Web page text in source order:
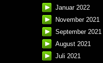
Januar 2022
November 2021
September 2021
August 2021
Juli 2021